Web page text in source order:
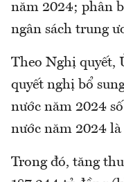
năm 2024; phân
ngân sách trung
Theo Nghị quyết,
quyết nghị bổ
nước năm 2024
nước năm 2024 là
Trong đó, tăng